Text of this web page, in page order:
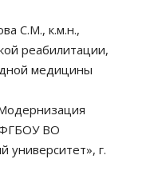
С.М., к.м.н.,
реабилитации,
медицины
ФГБОУ ВО
университет», г.